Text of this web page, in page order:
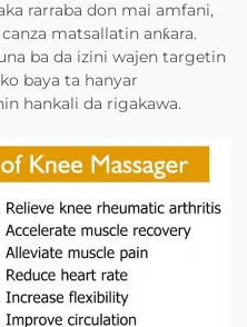
rarraba don mai amfani,
matsallatin anƙara.
ba da izini wajen targetin
baya ta hanyar
hankali da rigakawa.